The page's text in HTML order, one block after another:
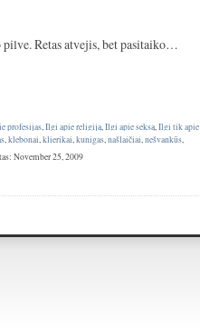
pilve. Retas atvejis, bet pasitaiko…
profesijas,Ilgi apie religiją,Ilgi apie seksą,Ilgi tik apie
,klebonai,klierikai,kunigas,našlaičiai,nešvankūs,
November 25, 2009